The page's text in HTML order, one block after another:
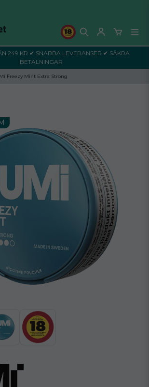
249 KR ✔ SNABBA LEVERANSER ✔ SÄKRA
BETALNINGAR
Freezy Mint Extra Strong